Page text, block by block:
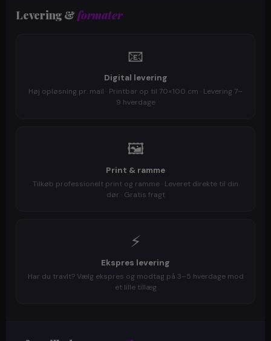
Levering &formater
📧
Digital levering
Høj opløsning pr. mail · Printbar op til 70×100 cm · Levering 7–
9 hverdage
🖼️
Print & ramme
Tilkøb professionelt print og ramme · Leveret direkte til din
dør · Gratis fragt
⚡
Ekspres levering
Har du travlt? Vælg ekspres og modtag på 3–5 hverdage mod
et lille tillæg